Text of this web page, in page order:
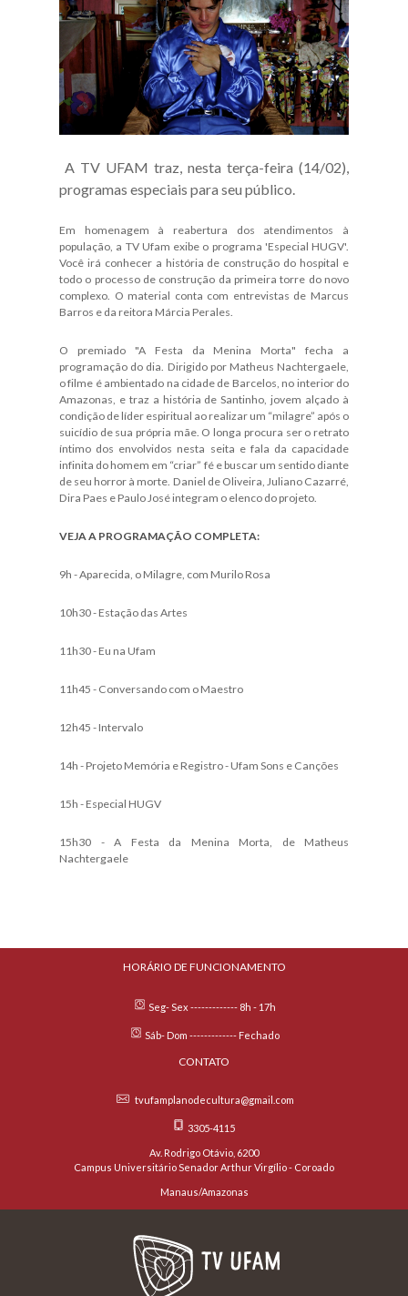
A TV UFAM traz, nesta terça-feira (14/02),
programas especiais para seu público.
Em homenagem à reabertura dos atendimentos à
população, a TV Ufam exibe o programa 'Especial HUGV'.
Você irá conhecer a história de construção do hospital e
todo o processo de construção da primeira torre do novo
complexo. O material conta com entrevistas de Marcus
Barros e da reitora Márcia Perales.
O premiado "A Festa da Menina Morta" fecha a
programação do dia. Dirigido por Matheus Nachtergaele,
o filme é ambientado na cidade de Barcelos, no interior do
Amazonas, e traz a história de Santinho, jovem alçado à
condição de líder espiritual ao realizar um “milagre” após o
suicídio de sua própria mãe. O longa procura ser o retrato
íntimo dos envolvidos nesta seita e fala da capacidade
infinita do homem em “criar” fé e buscar um sentido diante
de seu horror à morte. Daniel de Oliveira, Juliano Cazarré,
Dira Paes e Paulo José integram o elenco do projeto.
VEJA A PROGRAMAÇÃO COMPLETA:
9h - Aparecida, o Milagre, com Murilo Rosa
10h30 - Estação das Artes
11h30 - Eu na Ufam
11h45 - Conversando com o Maestro
12h45 - Intervalo
14h - Projeto Memória e Registro - Ufam Sons e Canções
15h - Especial HUGV
15h30 - A Festa da Menina Morta, de Matheus
Nachtergaele
HORÁRIO DE FUNCIONAMENTO
Seg- Sex ------------- 8h - 17h
Sáb- Dom ------------- Fechado
CONTATO
tvufamplanodecultura@gmail.com
3305-4115
Av. Rodrigo Otávio, 6200
Campus Universitário Senador Arthur Virgílio - Coroado
Manaus/Amazonas